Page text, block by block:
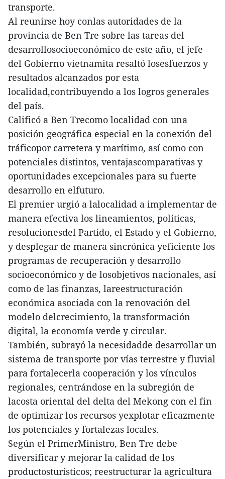
transporte.
Al reunirse hoy conlas autoridades de la
provincia de Ben Tre sobre las tareas del
desarrollosocioeconómico de este año, el jefe
del Gobierno vietnamita resaltó losesfuerzos y
resultados alcanzados por esta
localidad,contribuyendo a los logros generales
del país.
Calificó a Ben Trecomo localidad con una
posición geográfica especial en la conexión del
tráficopor carretera y marítimo, así como con
potenciales distintos, ventajascomparativas y
oportunidades excepcionales para su fuerte
desarrollo en elfuturo.
El premier urgió a lalocalidad a implementar de
manera efectiva los lineamientos, políticas,
resolucionesdel Partido, el Estado y el Gobierno,
y desplegar de manera sincrónica yeficiente los
programas de recuperación y desarrollo
socioeconómico y de losobjetivos nacionales, así
como de las finanzas, lareestructuración
económica asociada con la renovación del
modelo delcrecimiento, la transformación
digital, la economía verde y circular.
También, subrayó la necesidadde desarrollar un
sistema de transporte por vías terrestre y fluvial
para fortalecerla cooperación y los vínculos
regionales, centrándose en la subregión de
lacosta oriental del delta del Mekong con el fin
de optimizar los recursos yexplotar eficazmente
los potenciales y fortalezas locales.
Según el PrimerMinistro, Ben Tre debe
diversificar y mejorar la calidad de los
productosturísticos; reestructurar la agricultura